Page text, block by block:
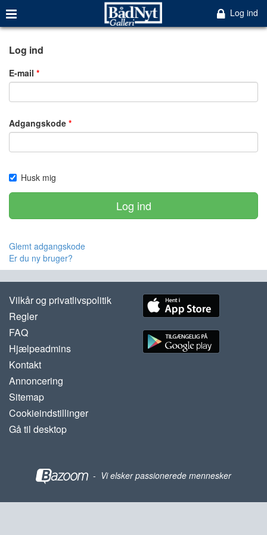
Log ind
Log ind
E-mail
Adgangskode
Husk mig
Log ind
Glemt adgangskode
Er du ny bruger?
Vilkår og privatlivspolitik
Regler
FAQ
Hjælpeadmins
Kontakt
Annoncering
Sitemap
Cookieindstillinger
Gå til desktop
- Vi elsker passionerede mennesker